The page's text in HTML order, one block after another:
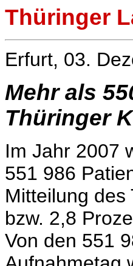
Thüringer
Erfurt, 03.
Mehr als
Thüringer
Im Jahr 2007
551 986
Mitteilung
bzw. 2,8
Von den 551